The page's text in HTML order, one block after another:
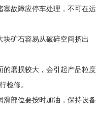
塞故障应停车处理，不可在运
矿石容易从破碎空间挤出
的磨损较大，会引起产品粒度
检修。
滑部位要按时加油，保持设备